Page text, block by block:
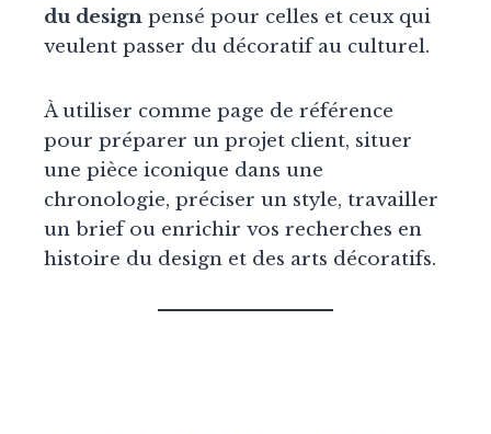
du design pensé pour celles et ceux qui
veulent passer du décoratif au culturel.
À utiliser comme page de référence
pour préparer un projet client, situer
une pièce iconique dans une
chronologie, préciser un style, travailler
un brief ou enrichir vos recherches en
histoire du design et des arts décoratifs.